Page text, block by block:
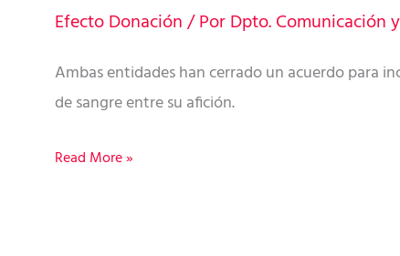
Efecto Donación/ PorDpto. Comunicación
Ambas entidades han cerrado un acuerdo para
de sangre entre su afición.
el
Tenerife
obsequiarán
los
Read More »